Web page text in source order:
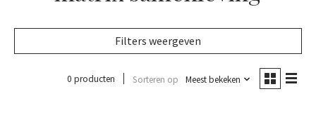
Filters weergeven
0 producten Sorteren op Meest bekeken